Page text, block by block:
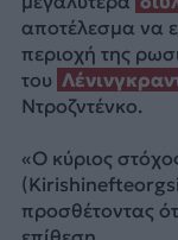
αποτέλεσμα να
περιοχή της
του
Ντροζντένκο.
«Ο κύριος
προσθέτοντας